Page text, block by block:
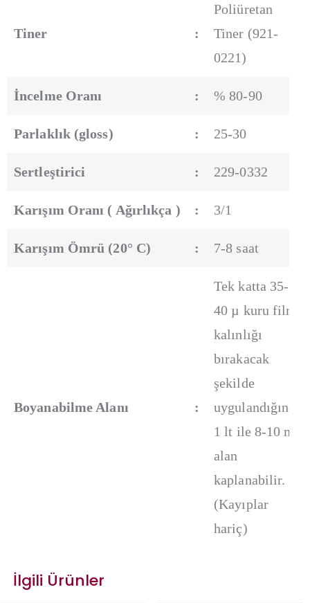
Tiner :
Poliüretan
Tiner (921-
0221)
İncelme Oranı : % 80-90
Parlaklık (gloss) : 25-30
Sertleştirici : 229-0332
Karışım Oranı ( Ağırlıkça ) : 3/1
Karışım Ömrü (20° C) : 7-8 saat
Boyanabilme Alanı :
Tek katta 35-
40 µ kuru film
kalınlığı
bırakacak
şekilde
uygulandığında
1 lt ile 8-10 m²
alan
kaplanabilir.
(Kayıplar
hariç)
İlgili Ürünler